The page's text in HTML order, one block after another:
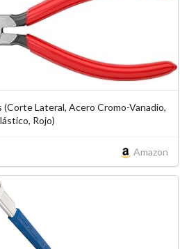
Lateral, Acero Cromo-Vanadio,
Rojo)
Amazon